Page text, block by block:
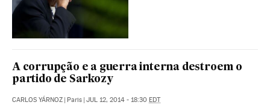
A corrupção e a guerra interna destroem o
partido de Sarkozy
CARLOS YÁRNOZ | Paris | JUL 12, 2014 - 18:30 EDT